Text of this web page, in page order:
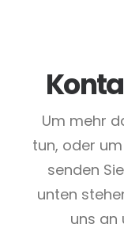
Um mehr
tun, oder
senden
unten
uns an